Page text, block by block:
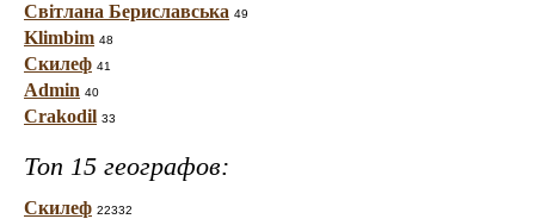
Світлана Бериславська 49
Klimbim 48
Скилеф 41
Admin 40
Crakodil 33
Топ 15 географов:
Скилеф 22332